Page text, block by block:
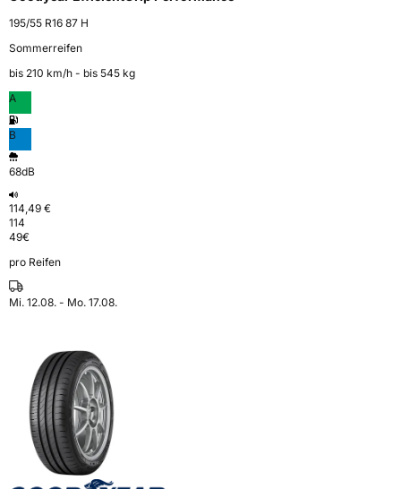
195/55 R16 87 H
Sommerreifen
bis 210 km⁠/⁠h - bis 545 kg
A
B
68dB
114,49 €
114
49€
pro Reifen
Mi. 12.08. - Mo. 17.08.